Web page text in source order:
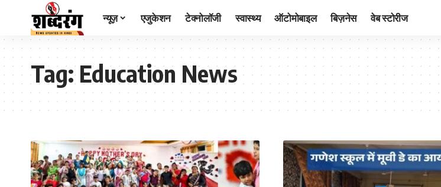
न्यूज़ एजुकेशन टेक्नोलॉजी स्वास्थ्य ऑटोमोबाइल बिज़नेस वेब स्टोरीज
Tag:Education News